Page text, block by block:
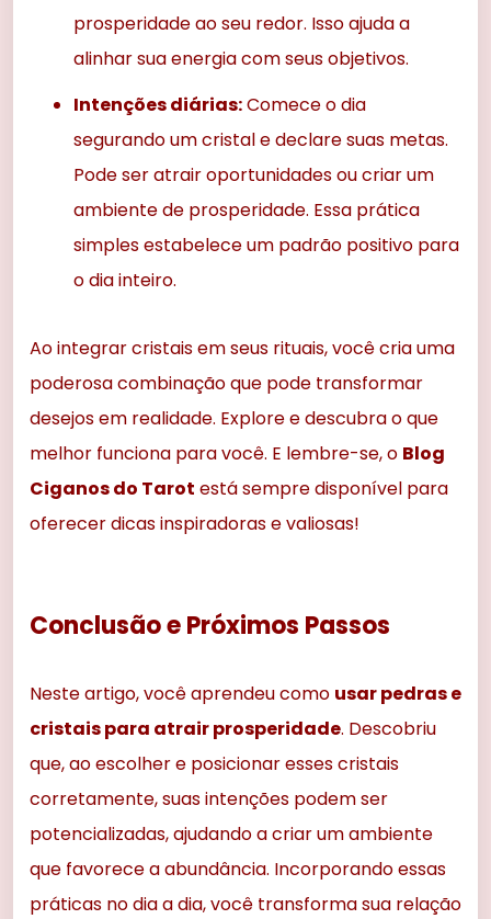
prosperidade ao seu redor. Isso ajuda a
alinhar sua energia com seus objetivos.
Intenções diárias:Comece o dia
segurando um cristal e declare suas metas.
Pode ser atrair oportunidades ou criar um
ambiente de prosperidade. Essa prática
simples estabelece um padrão positivo para
o dia inteiro.
Ao integrar cristais em seus rituais, você cria uma
poderosa combinação que pode transformar
desejos em realidade. Explore e descubra o que
melhor funciona para você. E lembre-se, o Blog
Ciganos do Tarot está sempre disponível para
oferecer dicas inspiradoras e valiosas!
Conclusão e Próximos Passos
Neste artigo, você aprendeu como usar pedras e
cristais para atrair prosperidade. Descobriu
que, ao escolher e posicionar esses cristais
corretamente, suas intenções podem ser
potencializadas, ajudando a criar um ambiente
que favorece a abundância. Incorporando essas
práticas no dia a dia, você transforma sua relação